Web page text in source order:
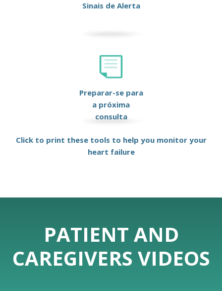
Sinais de Alerta
Preparar-se para
a próxima
consulta
Click to print these tools to help you monitor your
heart failure
PATIENT AND
CAREGIVERS VIDEOS